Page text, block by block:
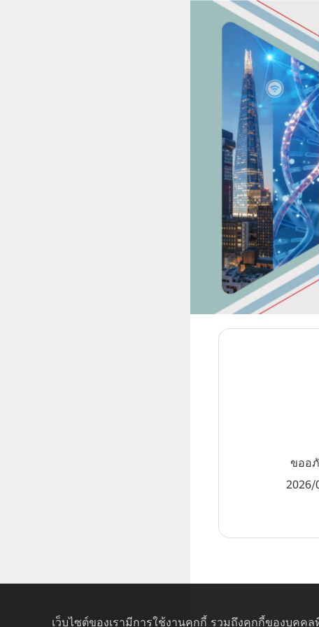
ขออ
2026/
เว็บไซต์ของเรามีการใช้งานคุกกี้ รวมถึงคุกกี้ของบุคค